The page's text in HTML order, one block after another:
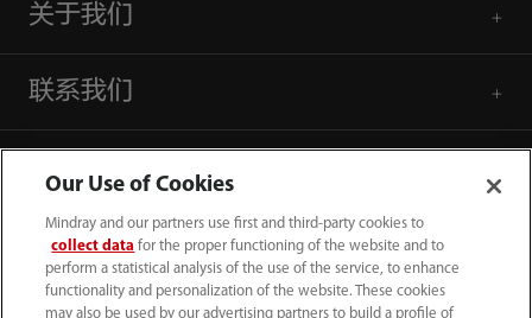
关于我们
联系我们
Our Use of Cookies
Mindray and our partners use first and third-party cookies to
collect data for the proper functioning of the website and to
perform a statistical analysis of the use of the service, to enhance
functionality and personalization of the website. These cookies
may also be used by our advertising partners to build a profile of